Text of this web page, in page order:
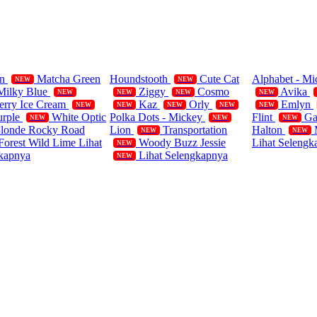
NEW Matcha Green
Blue NEW
Ice Cream NEW
NEW
White Optic
Rocky Road
Wild Lime Lihat
Houndstooth
NEW Cute Cat
NEW Ziggy NEW Cosmo
NEW Kaz NEW Orly NEW
Polka Dots - Mickey NEW
Lion NEW Transportation
NEW Woody Buzz Jessie
NEW Lihat Selengkapnya
Alphabet -
NEW Avika
NEW Emlyn
Flint NEW
Halton NEW
Lihat